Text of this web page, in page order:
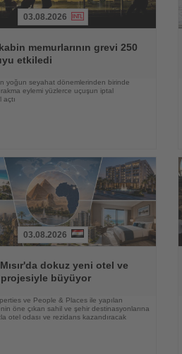
03.08.2026
memurlarının grevi 250
etkiledi
yoğun seyahat dönemlerinden birinde
eylemi yüzlerce uçuşun iptal
açtı
03.08.2026
dokuz yeni otel ve
büyüyor
ve People & Places ile yapılan
öne çıkan sahil ve şehir destinasyonlarına
otel odası ve rezidans kazandıracak